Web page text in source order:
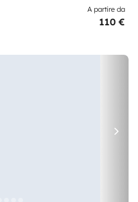
A partire da
110 €